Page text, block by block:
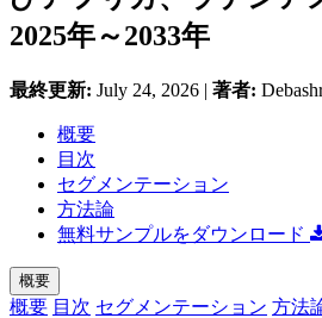
2025年～2033年
最終更新: July 24, 2026 | 著者:
概要
目次
セグメンテーション
方法論
無料サンプルをダウンロード
概要
概要 目次 セグメンテーション 方法